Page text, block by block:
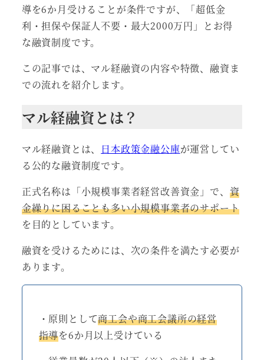
導を6か月受けることが条件ですが、「超低金
利・担保や保証人不要・最大2000万円」とお得
な融資制度です。
この記事では、マル経融資の内容や特徴、融資ま
での流れを紹介します。
マル経融資とは？
マル経融資とは、 日本政策金融公庫が運営してい
る公的な融資制度です。
正式名称は「小規模事業者経営改善資金」で、 資
金繰りに困ることも多い小規模事業者のサポート
を目的としています。
融資を受けるためには、次の条件を満たす必要が
あります。
・原則として商工会や商工会議所の経営
指導を6か月以上受けている